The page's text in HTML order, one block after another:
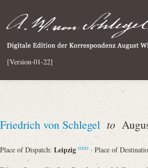
[Version-01-22]
Friedrich von Schlegel to
Place of Dispatch: Leipzig GND · Place of